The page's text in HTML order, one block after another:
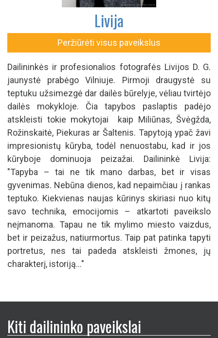
Livija
Peržiūrėti visus paveikslus
Dailininkės ir profesionalios fotografės Livijos D. G.
jaunystė prabėgo Vilniuje. Pirmoji draugystė su
teptuku užsimezgė dar dailės būrelyje, vėliau tvirtėjo
dailės mokykloje. Čia tapybos paslaptis padėjo
atskleisti tokie mokytojai kaip Miliūnas, Švėgžda,
Rožinskaitė, Piekuras ar Šaltenis. Tapytoją ypač žavi
impresionistų kūryba, todėl nenuostabu, kad ir jos
kūryboje dominuoja peizažai. Dailininkė Livija:
"Tapyba – tai ne tik mano darbas, bet ir visas
gyvenimas. Nebūna dienos, kad nepaimčiau į rankas
teptuko. Kiekvienas naujas kūrinys skiriasi nuo kitų
savo technika, emocijomis – atkartoti paveikslo
neįmanoma. Tapau ne tik mylimo miesto vaizdus,
bet ir peizažus, natiurmortus. Taip pat patinka tapyti
portretus, nes tai padeda atskleisti žmones, jų
charakterį, istoriją..."
Kiti dailininko paveikslai